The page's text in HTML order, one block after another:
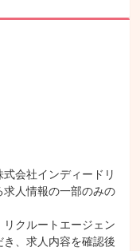
会社インディードリ
人情報の一部のみの
クルートエージェン
き、求人内容を確認後